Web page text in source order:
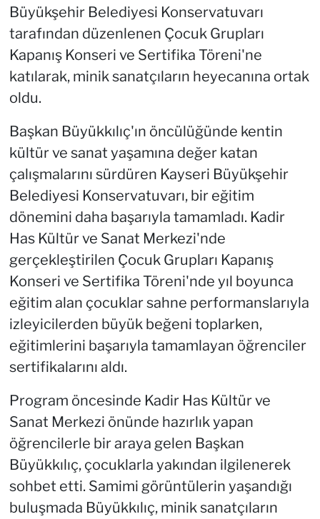
Büyükşehir Belediyesi Konservatuvarı
tarafından düzenlenen Çocuk Grupları
Kapanış Konseri ve Sertifika Töreni'ne
katılarak, minik sanatçıların heyecanına ortak
oldu.
Başkan Büyükkılıç'ın öncülüğünde kentin
kültür ve sanat yaşamına değer katan
çalışmalarını sürdüren Kayseri Büyükşehir
Belediyesi Konservatuvarı, bir eğitim
dönemini daha başarıyla tamamladı. Kadir
Has Kültür ve Sanat Merkezi'nde
gerçekleştirilen Çocuk Grupları Kapanış
Konseri ve Sertifika Töreni'nde yıl boyunca
eğitim alan çocuklar sahne performanslarıyla
izleyicilerden büyük beğeni toplarken,
eğitimlerini başarıyla tamamlayan öğrenciler
sertifikalarını aldı.
Program öncesinde Kadir Has Kültür ve
Sanat Merkezi önünde hazırlık yapan
öğrencilerle bir araya gelen Başkan
Büyükkılıç, çocuklarla yakından ilgilenerek
sohbet etti. Samimi görüntülerin yaşandığı
buluşmada Büyükkılıç, minik sanatçıların